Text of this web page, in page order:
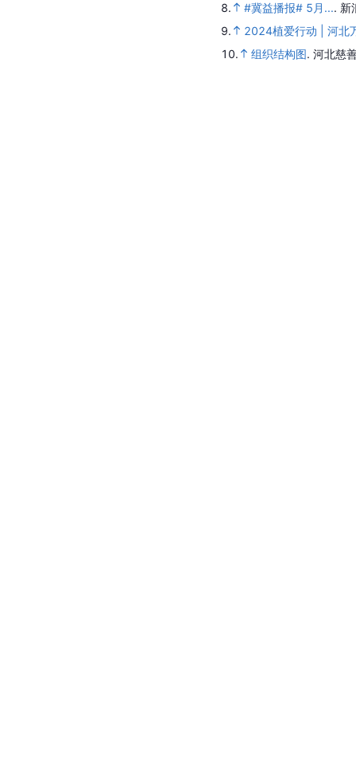
8.
#冀益播报# 5月.... 新
9.
2024植爱行动 | 河北
10.
组织结构图. 河北慈